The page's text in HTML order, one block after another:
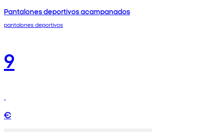
Pantalones deportivos acampanados
pantalones deportivos
9
€